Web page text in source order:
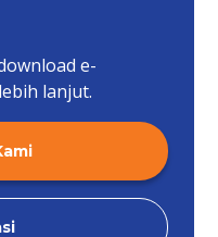
e-
lanjut.